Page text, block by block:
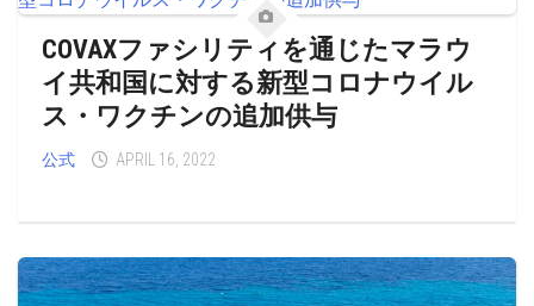
COVAXファシリティを通じたマラウ
イ共和国に対する新型コロナウイル
ス・ワクチンの追加供与
公式 APRIL 16, 2022